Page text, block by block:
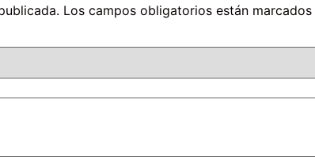
Los campos obligatorios están